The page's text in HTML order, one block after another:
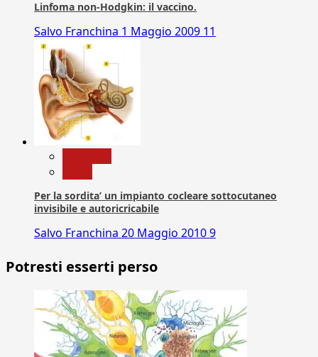
Linfoma non-Hodgkin: il vaccino.
Salvo Franchina 1 Maggio 2009 11
Per la sordita’ un impianto cocleare sottocutaneo
invisibile e autoricricabile
Salvo Franchina 20 Maggio 20109
Potresti esserti perso